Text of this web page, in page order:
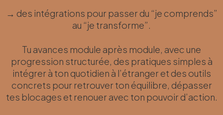
→ des intégrations pour passer du “je comprends”
au “je transforme”.
Tu avances module après module, avec une
progression structurée, des pratiques simples à
intégrer à ton quotidien à l’étranger et des outils
concrets pour retrouver ton équilibre, dépasser
tes blocages et renouer avec ton pouvoir d’action.